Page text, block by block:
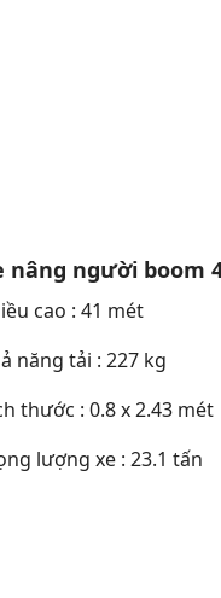
nâng người boom
cao : 41 mét
năng tải : 227 kg
thước : 0.8 x 2.43 mét
lượng xe : 23.1 tấn